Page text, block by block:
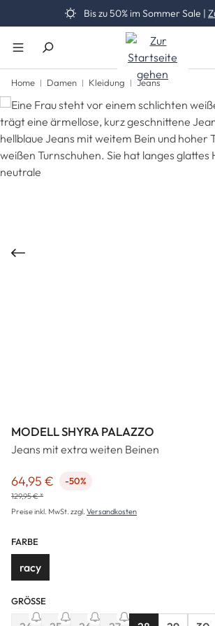
Zum Hauptinhalt springenBis zu 50% im Sommer Sale |
Home Damen Kleidung Jeans
Bildergalerie überspringen
MODELL SHYRA PALAZZO
Jeans mit extra weiten Beinen
Verkaufspreis:
64,95 € -50%
129,95 € *
Preise inkl. MwSt. zzgl. Versandkosten
FARBE
racy
GRÖSSE